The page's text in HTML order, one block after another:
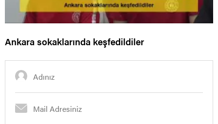
Ankara sokaklarında keşfedildiler